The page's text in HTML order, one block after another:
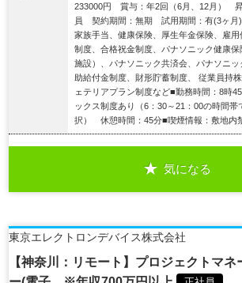
233000円 賞与：年2回（6月、12月）
員 契約期間：無期 試用期間：有(3ヶ月
家族手当、健康保険、厚生年金保険、雇
制度、合格祝金制度、パナソニック健康
施設）、パナソニック共済会、パナソニ
助給付金制度、財形貯蓄制度、 従業員持
ェテリアプラン制度など■勤務時間：8時
ックス制度あり（6：30～21：00の時間帯
択） 休憩時間：45分■喫煙情報：敷地内
気になる
東京エレクトロンデバイス株式会社
【神奈川：リモート】プロジェクトマ